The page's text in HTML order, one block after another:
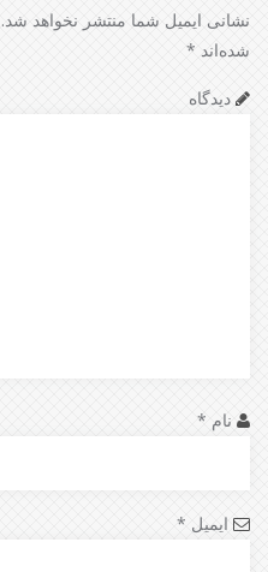
نشانی ایمیل شما منتشر نخواهد شد.
شده‌اند *
دیدگاه
نام *
ایمیل *